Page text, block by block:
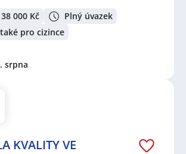
000 Kč
Plný úvazek
pro cizince
srpna
KVALITY VE